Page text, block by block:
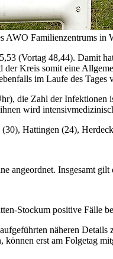
AWO Familienzentrums in
(Vortag 48,44). Damit
Kreis somit eine
im Laufe des Tages
die Zahl der
wird
Hattingen (24),
angeordnet. Insgesamt
Stockum positive Fälle
näheren
können erst am Folgetag